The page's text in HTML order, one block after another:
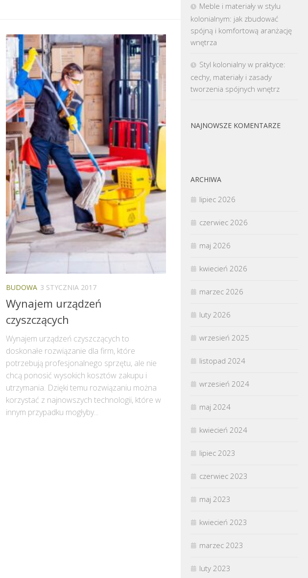
BUDOWA 3 STYCZNIA 2017
Wynajem urządzeń
czyszczących
Wynajem urządzeń czyszczących to
doskonałe rozwiązanie dla firm, które
potrzebują profesjonalnego sprzętu, ale nie
chcą ponosić wysokich kosztów zakupu i
utrzymania. Dzięki temu rozwiązaniu można
korzystać z najnowszych technologii, które w
innym przypadku mogłyby...
Meble i materiały w stylu
kolonialnym: jak zbudować
spójną i komfortową aranżację
wnętrza
Styl kolonialny w praktyce:
cechy, materiały i zasady
tworzenia spójnych wnętrz
NAJNOWSZE KOMENTARZE
ARCHIWA
lipiec 2026
czerwiec 2026
maj 2026
kwiecień 2026
marzec 2026
luty 2026
wrzesień 2025
listopad 2024
wrzesień 2024
maj 2024
kwiecień 2024
lipiec 2023
czerwiec 2023
maj 2023
kwiecień 2023
marzec 2023
luty 2023